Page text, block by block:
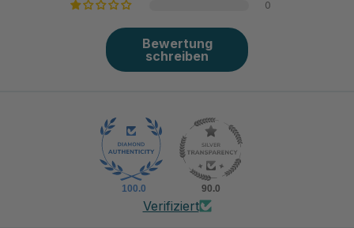
0
Bewertung
schreiben
100.0 90.0
Verifiziert